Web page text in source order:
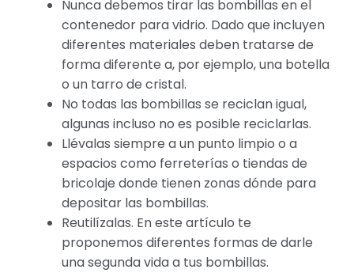
Nunca debemos tirar las bombillas en el
contenedor para vidrio. Dado que incluyen
diferentes materiales deben tratarse de
forma diferente a, por ejemplo, una botella
o un tarro de cristal.
No todas las bombillas se reciclan igual,
algunas incluso no es posible reciclarlas.
Llévalas siempre a un punto limpio o a
espacios como ferreterías o tiendas de
bricolaje donde tienen zonas dónde para
depositar las bombillas.
Reutilízalas. En este artículo te
proponemos diferentes formas de darle
una segunda vida a tus bombillas.